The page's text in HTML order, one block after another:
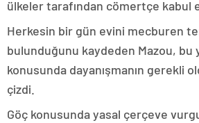
ülkeler tarafından cömertçe kabul
Herkesin bir gün evini mecburen
bulunduğunu kaydeden Mazou, bu
konusunda dayanışmanın gerekli
çizdi.
Göç konusunda yasal çerçeve